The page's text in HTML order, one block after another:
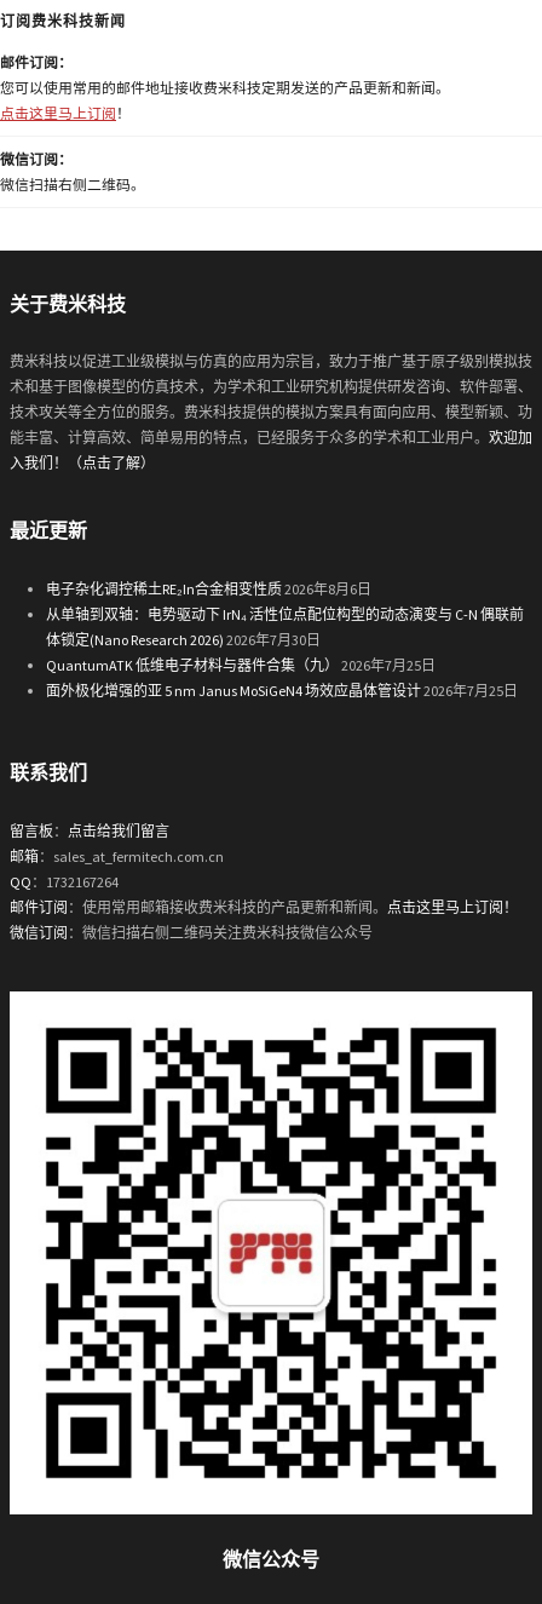
订阅费米科技新闻
邮件订阅：
您可以使用常用的邮件地址接收费米科技定期发送的产品更新和新闻。
点击这里马上订阅 ！
微信订阅：
微信扫描右侧二维码。
关于费米科技
费米科技以促进工业级模拟与仿真的应用为宗旨，致力于推广基于原子级别模拟技
术和基于图像模型的仿真技术，为学术和工业研究机构提供研发咨询、软件部署、
技术攻关等全方位的服务。费米科技提供的模拟方案具有面向应用、模型新颖、功
能丰富、计算高效、简单易用的特点，已经服务于众多的学术和工业用户。 欢迎加
入我们！（点击了解）
最近更新
电子杂化调控稀土RE₂In合金相变性质2026年8月6日
从单轴到双轴：电势驱动下 IrN₄ 活性位点配位构型的动态演变与 C-N 偶联前
体锁定(Nano Research 2026) 2026年7月30日
QuantumATK 低维电子材料与器件合集（九）
2026年7月25日
面外极化增强的亚 5 nm Janus MoSiGeN4 场效应晶体管设计2026年7月25日
联系我们
留言板 ： 点击给我们留言
邮箱：sales_at_fermitech.com.cn
QQ ：1732167264
邮件订阅 ：使用常用邮箱接收费米科技的产品更新和新闻。 点击这里马上订阅！
微信订阅 ：微信扫描右侧二维码关注费米科技微信公众号
微信公众号